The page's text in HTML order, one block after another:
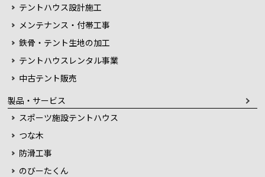
テントハウス設計施工
メンテナンス・付帯工事
鉄骨・テント生地の加工
テントハウスレンタル事業
中古テント販売
製品・サービス
スポーツ施設テントハウス
つな木
防滑工事
のびーたくん